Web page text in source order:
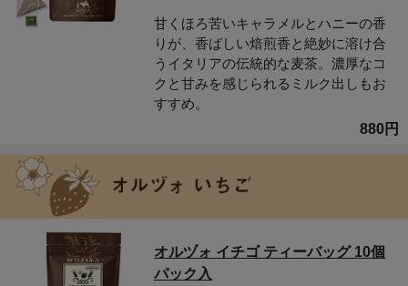
甘くほろ苦いキャラメルとハニーの香
りが、香ばしい焙煎香と絶妙に溶け合
うイタリアの伝統的な麦茶。濃厚なコ
クと甘みを感じられるミルク出しもお
すすめ。
880円
オルヅォ イチゴ ティーバッグ 10個
パック入